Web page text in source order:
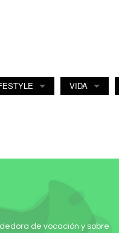
VIDA
de vocación y sobre